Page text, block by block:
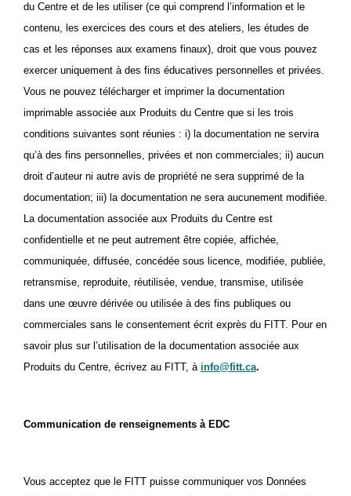
du Centre et de les utiliser (ce qui comprend l’information et le
contenu, les exercices des cours et des ateliers, les études de
cas et les réponses aux examens finaux), droit que vous pouvez
exercer uniquement à des fins éducatives personnelles et privées.
Vous ne pouvez télécharger et imprimer la documentation
imprimable associée aux Produits du Centre que si les trois
conditions suivantes sont réunies : i) la documentation ne servira
qu’à des fins personnelles, privées et non commerciales; ii) aucun
droit d’auteur ni autre avis de propriété ne sera supprimé de la
documentation; iii) la documentation ne sera aucunement modifiée.
La documentation associée aux Produits du Centre est
confidentielle et ne peut autrement être copiée, affichée,
communiquée, diffusée, concédée sous licence, modifiée, publiée,
retransmise, reproduite, réutilisée, vendue, transmise, utilisée
dans une œuvre dérivée ou utilisée à des fins publiques ou
commerciales sans le consentement écrit exprès du FITT. Pour en
savoir plus sur l’utilisation de la documentation associée aux
Produits du Centre, écrivez au FITT, à info@fitt.ca.
Communication de renseignements à EDC
Vous acceptez que le FITT puisse communiquer vos Données